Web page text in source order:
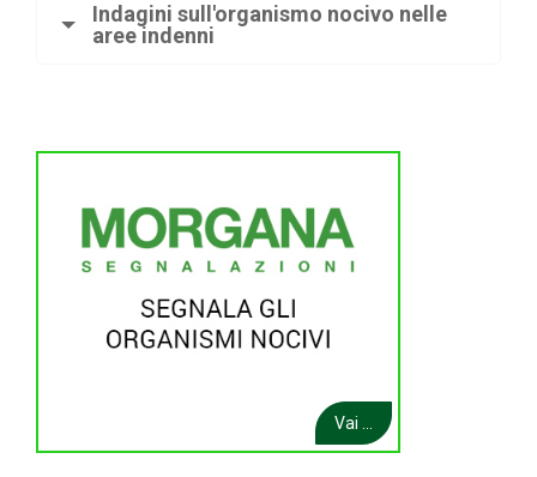
Indagini sull'organismo nocivo nelle
aree indenni
Vai ...